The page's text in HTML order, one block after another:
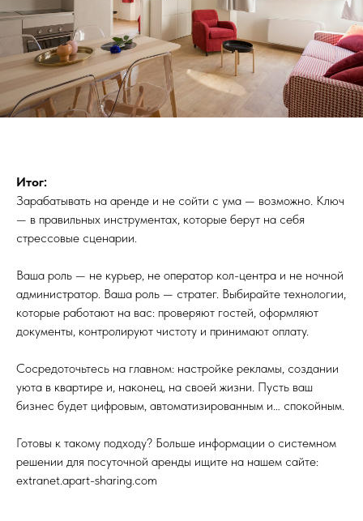
Итог:
Зарабатывать на аренде и не сойти с ума — возможно. Ключ
— в правильных инструментах, которые берут на себя
стрессовые сценарии.
Ваша роль — не курьер, не оператор кол-центра и не ночной
администратор. Ваша роль — стратег. Выбирайте технологии,
которые работают на вас: проверяют гостей, оформляют
документы, контролируют чистоту и принимают оплату.
Сосредоточьтесь на главном: настройке рекламы, создании
уюта в квартире и, наконец, на своей жизни. Пусть ваш
бизнес будет цифровым, автоматизированным и… спокойным.
Готовы к такому подходу? Больше информации о системном
решении для посуточной аренды ищите на нашем сайте:
extranet.apart-sharing.com